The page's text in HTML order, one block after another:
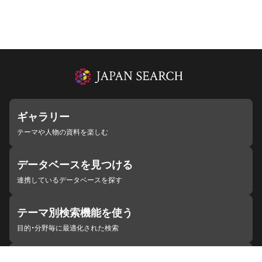
ギャラリー
テーマや人物の資料を楽しむ
データベースを見つける
連携しているデータベースを探す
テーマ別検索機能を使う
目的・分野毎に最適化された検索